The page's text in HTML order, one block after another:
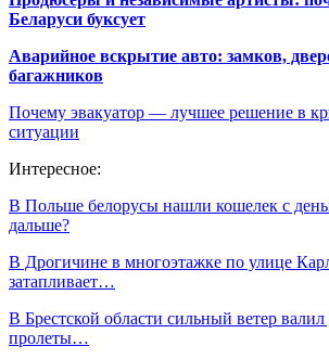
Беларуси буксует
Аварийное вскрытие авто: замков,
багажников
Почему эвакуатор — лучшее решение в
ситуации
Интересное:
В Польше белорусы нашли кошелек с
дальше?
В Дрогичине в многоэтажке по улице
затапливает…
В Брестской области сильный ветер валил
пролеты…